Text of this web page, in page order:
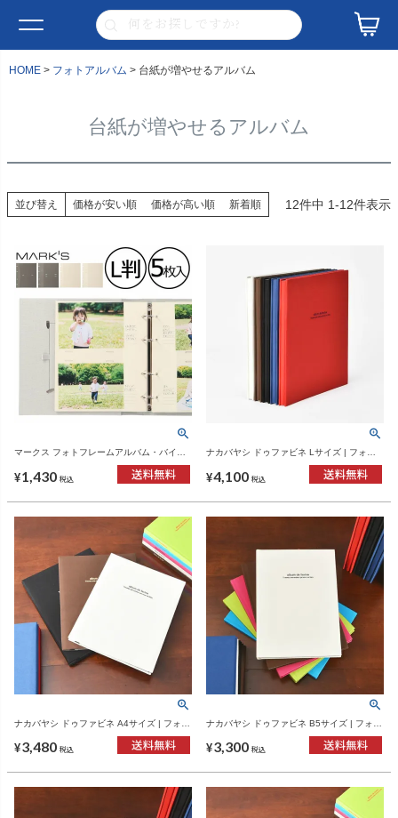
HOME フォトアルバム 台紙が増やせるアルバム
台紙が増やせるアルバム
並び替え 価格が安い順 価格が高い順 新着順 12件中 1-12件表示
マークス フォトフレームアルバム・バイン
ダー式 ポケットリフィル ポストカードサイ
ズ・L判サイズ MARK'S | フォトフレームア
ルバム・アルバム
¥1,430 税込
ナカバヤシ ドゥファビネ Lサイズ | フォト
¥4,100 税込
ナカバヤシ ドゥファビネ A4サイズ | フォト
¥3,480 税込
ナカバヤシ ドゥファビネ B5サイズ | フォト
¥3,300 税込